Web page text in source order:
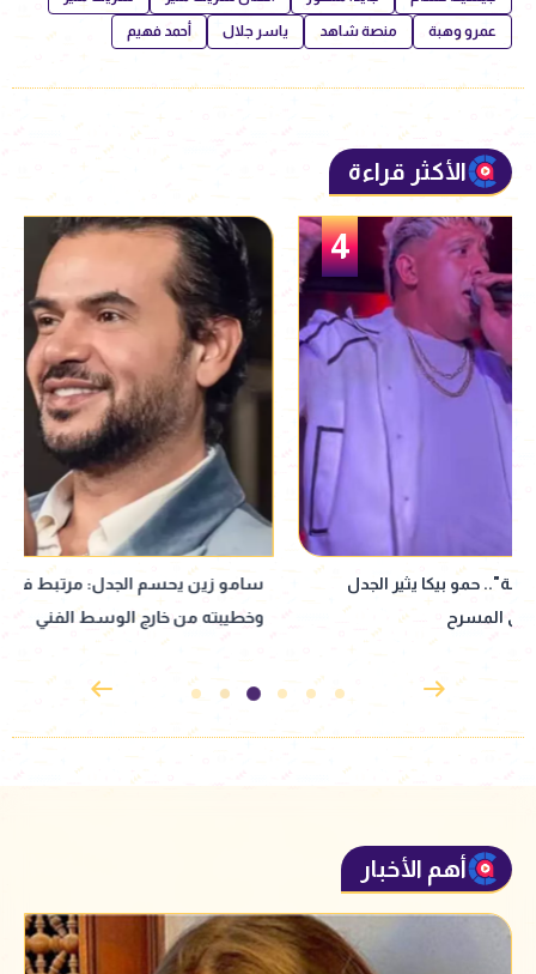
عمرو وهبة منصة شاهد ياسر جلال أحمد فهيم
الأكثر قراءة
5
سامو زين يحسم الجدل: مرتبط فعلًا..
وخطيبته من خارج الوسط الفني
إقبال جماهيري
ساحل" بحفل
أهم الأخبار